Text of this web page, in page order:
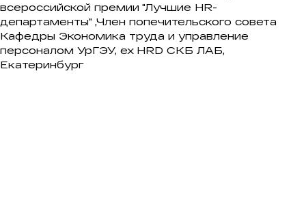
всероссийской премии "Лучшие HR-
департаменты" ,Член попечительского совета
Кафедры Экономика труда и управление
персоналом УрГЭУ, ex HRD СКБ ЛАБ,
Екатеринбург